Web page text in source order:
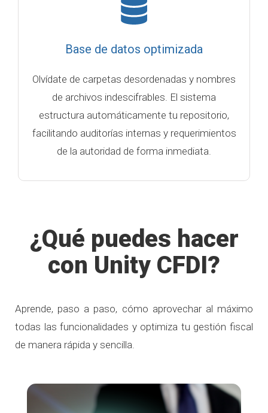
Base de datos optimizada
Olvídate de carpetas desordenadas y nombres
de archivos indescifrables. El sistema
estructura automáticamente tu repositorio,
facilitando auditorías internas y requerimientos
de la autoridad de forma inmediata.
¿Qué puedes hacer
con Unity CFDI?
Aprende, paso a paso, cómo aprovechar al máximo
todas las funcionalidades y optimiza tu gestión fiscal
de manera rápida y sencilla.